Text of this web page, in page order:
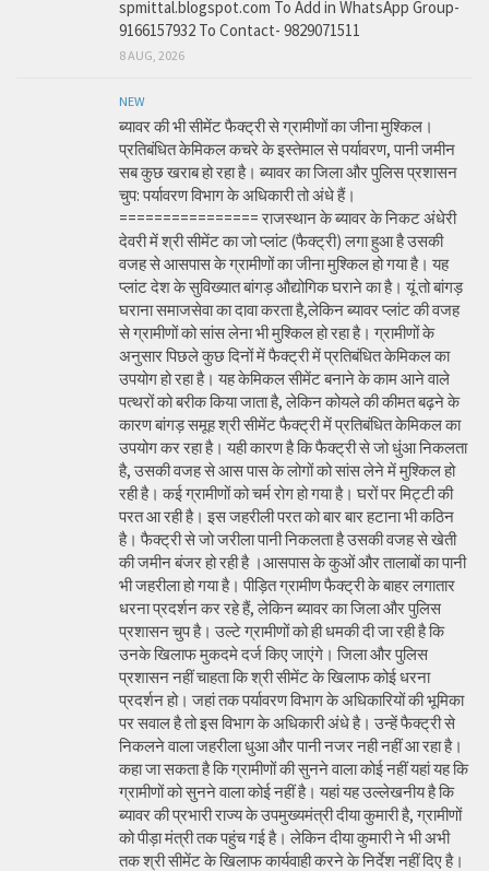
spmittal.blogspot.com To Add in WhatsApp Group-
9166157932 To Contact- 9829071511
8 AUG, 2026
NEW
ब्यावर की भी सीमेंट फैक्ट्री से ग्रामीणों का जीना मुश्किल।
प्रतिबंधित केमिकल कचरे के इस्तेमाल से पर्यावरण, पानी जमीन
सब कुछ खराब हो रहा है। ब्यावर का जिला और पुलिस प्रशासन
चुप: पर्यावरण विभाग के अधिकारी तो अंधे हैं।
================ राजस्थान के ब्यावर के निकट अंधेरी
देवरी में श्री सीमेंट का जो प्लांट (फैक्ट्री) लगा हुआ है उसकी
वजह से आसपास के ग्रामीणों का जीना मुश्किल हो गया है। यह
प्लांट देश के सुविख्यात बांगड़ औद्योगिक घराने का है। यूं तो बांगड़
घराना समाजसेवा का दावा करता है,लेकिन ब्यावर प्लांट की वजह
से ग्रामीणों को सांस लेना भी मुश्किल हो रहा है। ग्रामीणों के
अनुसार पिछले कुछ दिनों में फैक्ट्री में प्रतिबंधित केमिकल का
उपयोग हो रहा है। यह केमिकल सीमेंट बनाने के काम आने वाले
पत्थरों को बरीक किया जाता है, लेकिन कोयले की कीमत बढ़ने के
कारण बांगड़ समूह श्री सीमेंट फैक्ट्री में प्रतिबंधित केमिकल का
उपयोग कर रहा है। यही कारण है कि फैक्ट्री से जो धुंआ निकलता
है, उसकी वजह से आस पास के लोगों को सांस लेने में मुश्किल हो
रही है। कई ग्रामीणों को चर्म रोग हो गया है। घरों पर मिट्टी की
परत आ रही है। इस जहरीली परत को बार बार हटाना भी कठिन
है। फैक्ट्री से जो जरीला पानी निकलता है उसकी वजह से खेती
की जमीन बंजर हो रही है ।आसपास के कुओं और तालाबों का पानी
भी जहरीला हो गया है। पीड़ित ग्रामीण फैक्ट्री के बाहर लगातार
धरना प्रदर्शन कर रहे हैं, लेकिन ब्यावर का जिला और पुलिस
प्रशासन चुप है। उल्टे ग्रामीणों को ही धमकी दी जा रही है कि
उनके खिलाफ मुकदमे दर्ज किए जाएंगे। जिला और पुलिस
प्रशासन नहीं चाहता कि श्री सीमेंट के खिलाफ कोई धरना
प्रदर्शन हो। जहां तक पर्यावरण विभाग के अधिकारियों की भूमिका
पर सवाल है तो इस विभाग के अधिकारी अंधे है। उन्हें फैक्ट्री से
निकलने वाला जहरीला धुआ और पानी नजर नही नहीं आ रहा है।
कहा जा सकता है कि ग्रामीणों की सुनने वाला कोई नहीं यहां यह कि
ग्रामीणों को सुनने वाला कोई नहीं है। यहां यह उल्लेखनीय है कि
ब्यावर की प्रभारी राज्य के उपमुख्यमंत्री दीया कुमारी है, ग्रामीणों
को पीड़ा मंत्री तक पहुंच गई है। लेकिन दीया कुमारी ने भी अभी
तक श्री सीमेंट के खिलाफ कार्यवाही करने के निर्देश नहीं दिए है।